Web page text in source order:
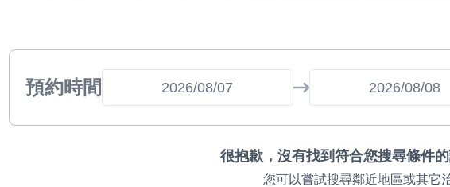
預約時間
很抱歉，沒有找到符合您搜尋條件的
您可以嘗試搜尋鄰近地區或其它